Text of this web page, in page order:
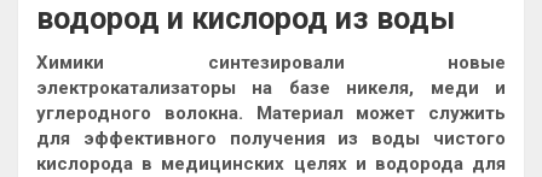
водород и кислород из воды
Химики синтезировали новые
электрокатализаторы на базе никеля, меди и
углеродного волокна. Материал может служить
для эффективного получения из воды чистого
кислорода в медицинских целях и водорода для